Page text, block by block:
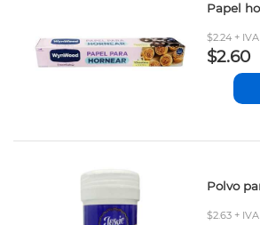
$2.24 + IVA
$2.60
$2.63 + IVA